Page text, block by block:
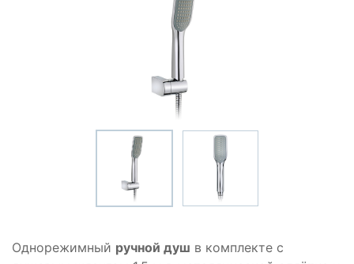
Однорежимный ручной душ в комплекте с